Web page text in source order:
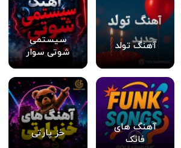
آهنگ تولد
سیستمی
شوتی سوار
آهنگ های
فانک
خز پارتی